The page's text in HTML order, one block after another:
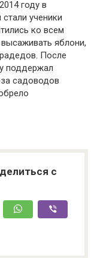
году в
ученики
ко всем
яблони,
После
поддержал
садоводов
с